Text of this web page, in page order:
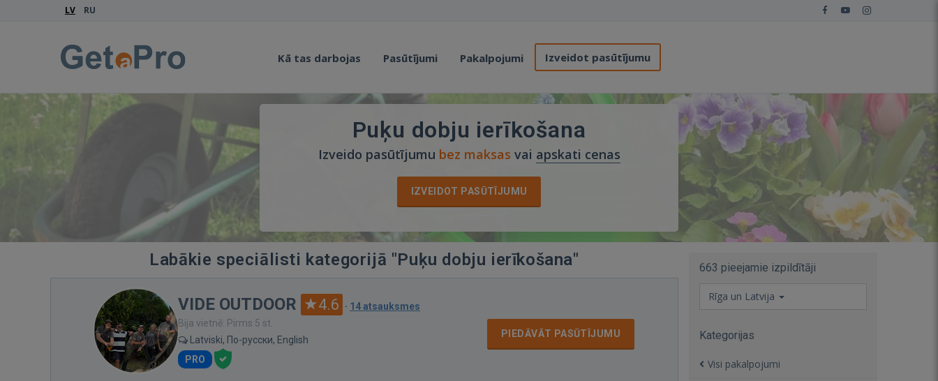
LV RU
Kā tas darbojas Pasūtījumi Pakalpojumi Izveidot pasūtījumu
Puķu dobju ierīkošana
Izveido pasūtījumu bez maksas vai apskati cenas
IZVEIDOT PASŪTĪJUMU
Labākie speciālisti kategorijā "Puķu dobju ierīkošana"
VIDE OUTDOOR 4.6 · 14 atsauksmes
Bija vietnē: Pirms 5 st.
Latviski, По-русски, English
PRO
PIEDĀVĀT PASŪTĪJUMU
663 pieejamie izpildītāji
Rīga un Latvija
Kategorijas
Visi pakalpojumi